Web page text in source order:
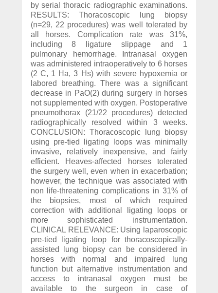
by serial thoracic radiographic examinations.
RESULTS: Thoracoscopic lung biopsy
(n=29, 22 procedures) was well tolerated by
all horses. Complication rate was 31%,
including 8 ligature slippage and 1
pulmonary hemorrhage. Intranasal oxygen
was administered intraoperatively to 6 horses
(2 C, 1 Ha, 3 Hs) with severe hypoxemia or
labored breathing. There was a significant
decrease in PaO(2) during surgery in horses
not supplemented with oxygen. Postoperative
pneumothorax (21/22 procedures) detected
radiographically resolved within 3 weeks.
CONCLUSION: Thoracoscopic lung biopsy
using pre-tied ligating loops was minimally
invasive, relatively inexpensive, and fairly
efficient. Heaves-affected horses tolerated
the surgery well, even when in exacerbation;
however, the technique was associated with
non life-threatening complications in 31% of
the biopsies, most of which required
correction with additional ligating loops or
more sophisticated instrumentation.
CLINICAL RELEVANCE: Using laparoscopic
pre-tied ligating loop for thoracoscopically-
assisted lung biopsy can be considered in
horses with normal and impaired lung
function but alternative instrumentation and
access to intranasal oxygen must be
available to the surgeon in case of